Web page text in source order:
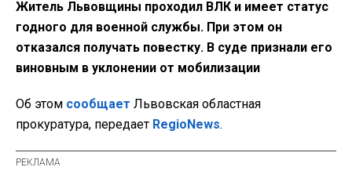
Житель Львовщины проходил ВЛК и имеет статус
годного для военной службы. При этом он
отказался получать повестку. В суде признали его
виновным в уклонении от мобилизации
Об этом сообщает Львовская областная
прокуратура, передает RegioNews.